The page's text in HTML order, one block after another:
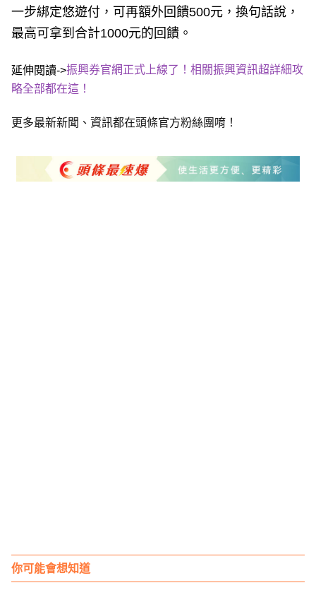
一步綁定悠遊付，可再額外回饋500元，換句話說，
最高可拿到合計1000元的回饋。
延伸閱讀->振興券官網正式上線了！相關振興資訊超詳細攻
略全部都在這！
更多最新新聞、資訊都在頭條官方粉絲團唷！
你可能會想知道